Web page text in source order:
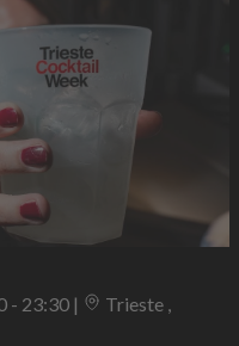
- 23:30 |
Trieste ,